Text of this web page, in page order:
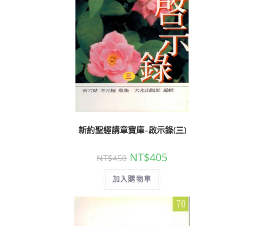
新約聖經講章寶庫–啟示錄(三)
NT$450 NT$405
加入購物車